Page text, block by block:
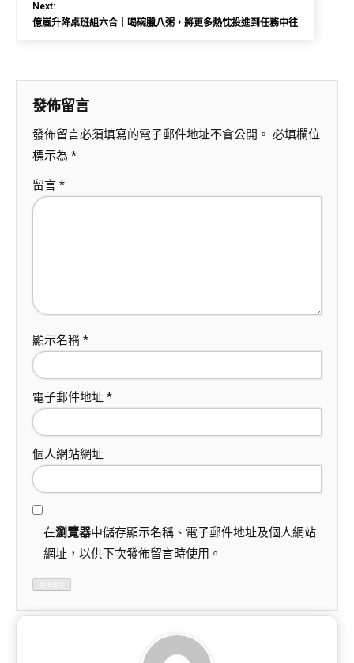
Next:
億嵐升降桌班組六合｜喝碗臘八粥，將更多熱忱投進到任務中往
發佈留言
發佈留言必須填寫的電子郵件地址不會公開。 必填欄位
標示為 *
留言 *
顯示名稱 *
電子郵件地址 *
個人網站網址
在瀏覽器中儲存顯示名稱、電子郵件地址及個人網站
網址，以供下次發佈留言時使用。